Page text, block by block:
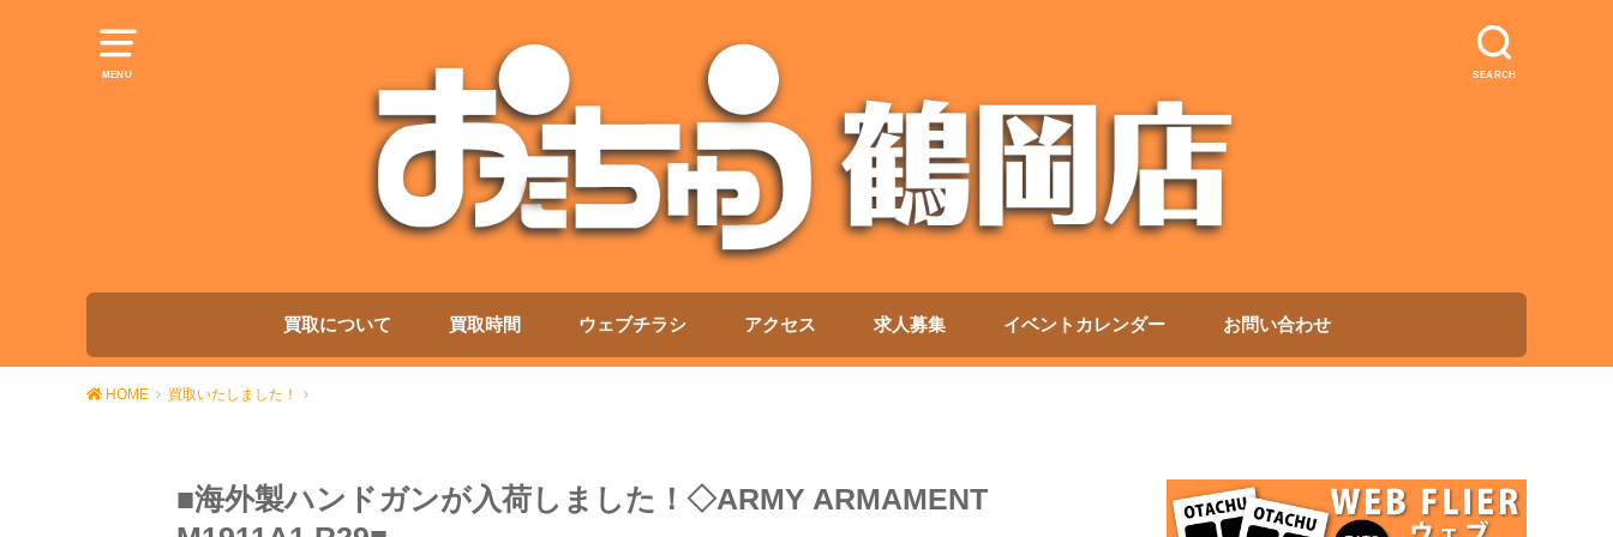
MENU SEARCH
買取について 買取時間 ウェブチラシ アクセス 求人募集 イベントカレンダー お問い合わせ
HOME 買取いたしました！
■海外製ハンドガンが入荷しました！◇ARMY ARMAMENT